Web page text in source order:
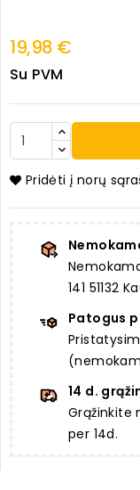
19,98 €
Su PVM
Pridėti į norų
141 51132
Patogus
14 d.
Grąžinkite
per 14d.